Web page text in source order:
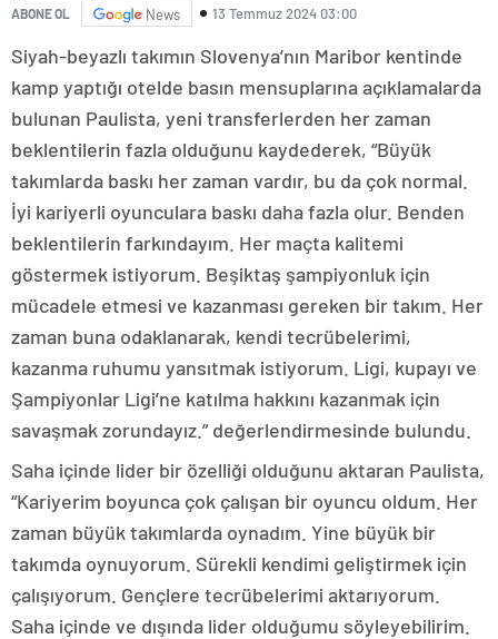
ABONE OL News 13 Temmuz 2024 03:00
Siyah-beyazlı takımın Slovenya’nın Maribor kentinde
kamp yaptığı otelde basın mensuplarına açıklamalarda
bulunan Paulista, yeni transferlerden her zaman
beklentilerin fazla olduğunu kaydederek, “Büyük
takımlarda baskı her zaman vardır, bu da çok normal.
İyi kariyerli oyunculara baskı daha fazla olur. Benden
beklentilerin farkındayım. Her maçta kalitemi
göstermek istiyorum. Beşiktaş şampiyonluk için
mücadele etmesi ve kazanması gereken bir takım. Her
zaman buna odaklanarak, kendi tecrübelerimi,
kazanma ruhumu yansıtmak istiyorum. Ligi, kupayı ve
Şampiyonlar Ligi’ne katılma hakkını kazanmak için
savaşmak zorundayız.” değerlendirmesinde bulundu.
Saha içinde lider bir özelliği olduğunu aktaran Paulista,
“Kariyerim boyunca çok çalışan bir oyuncu oldum. Her
zaman büyük takımlarda oynadım. Yine büyük bir
takımda oynuyorum. Sürekli kendimi geliştirmek için
çalışıyorum. Gençlere tecrübelerimi aktarıyorum.
Saha içinde ve dışında lider olduğumu söyleyebilirim.